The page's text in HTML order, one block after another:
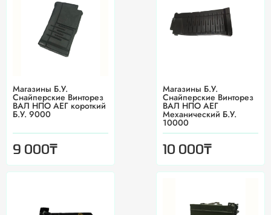
Магазины Б.У.
Снайперские Винторез
ВАЛ НПО АЕГ короткий
Б.У. 9000
9 000₸
Магазины Б.У.
Снайперские Винторез
ВАЛ НПО АЕГ
Механический Б.У.
10000
10 000₸